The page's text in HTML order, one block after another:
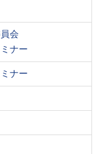
会
ナー
ナー